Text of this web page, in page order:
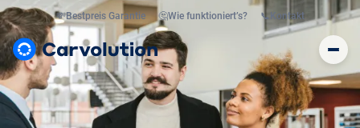
💸Bestpreis Garantie 🤔Wie funktioniert’s? 📞 Kontakt